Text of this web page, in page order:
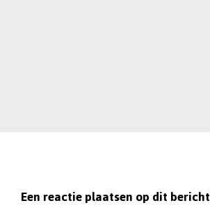
Een reactie plaatsen op dit bericht